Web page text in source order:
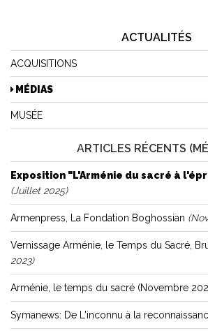
ACTUALITÉS
ACQUISITIONS
MÉDIAS
MUSÉE
ARTICLES RÉCENTS
Exposition "L'Arménie du sacré à
(juillet 2025)
Armenpress, La Fondation Boghossian
Vernissage Arménie, le Temps du Sacré,
2023)
Arménie, le temps du sacré (Novembre
Symanews: De L'inconnu à la